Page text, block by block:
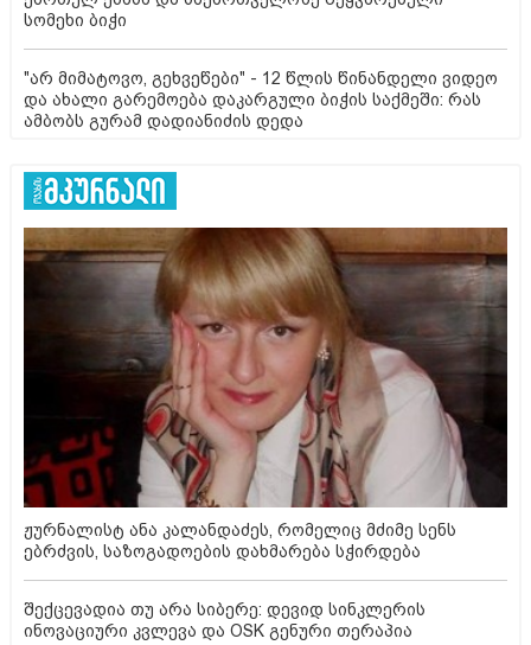
სომეხი ბიჭი
"არ მიმატოვო, გეხვეწები" - 12 წლის წინანდელი ვიდეო
და ახალი გარემოება დაკარგული ბიჭის საქმეში: რას
ამბობს გურამ დადიანიძის დედა
ჟურნალისტ ანა კალანდაძეს, რომელიც მძიმე სენს
ებრძვის, საზოგადოების დახმარება სჭირდება
შექცევადია თუ არა სიბერე: დევიდ სინკლერის
ინოვაციური კვლევა და OSK გენური თერაპია